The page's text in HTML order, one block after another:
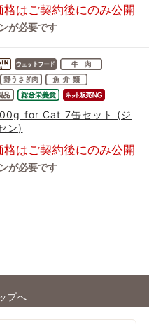
はご契約後にのみ公開
が必要です
for Cat 7缶セット (ジ
ン)
はご契約後にのみ公開
が必要です
プへ